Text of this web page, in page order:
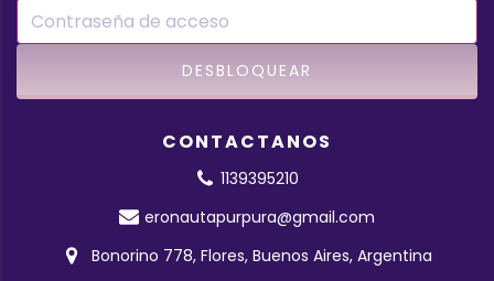
CONTACTANOS
1139395210
eronautapurpura@gmail.com
Bonorino 778, Flores, Buenos Aires, Argentina